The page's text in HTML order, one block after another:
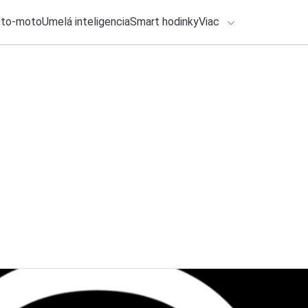
motoUmelá inteligenciaSmart hodinkyViac